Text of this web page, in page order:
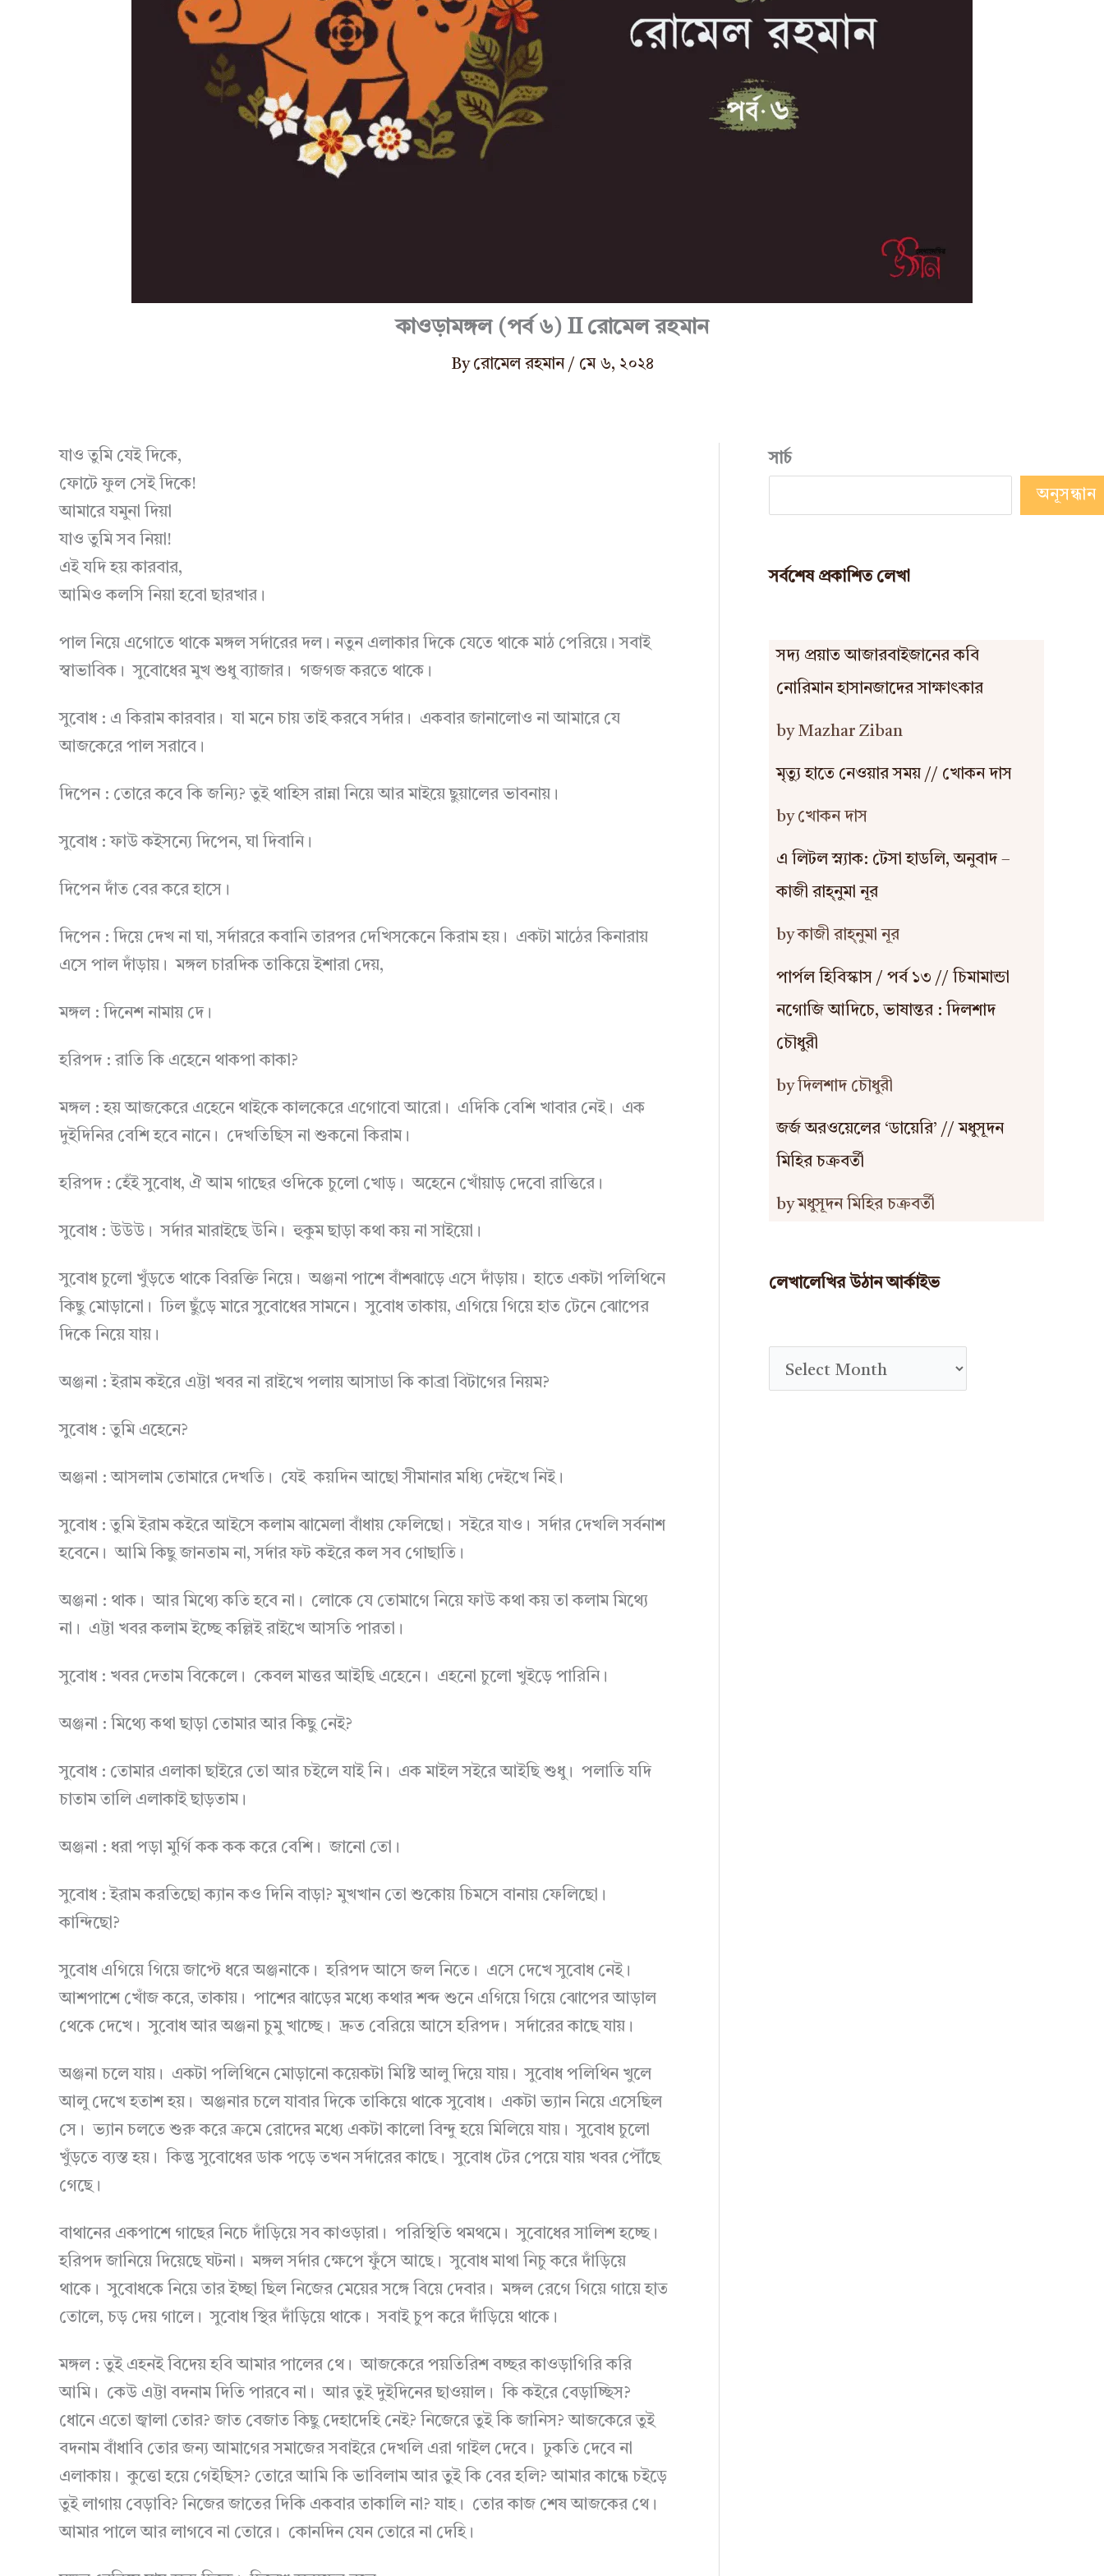
কাওড়ামঙ্গল (পর্ব ৬) II রোমেল রহমান
By রোমেল রহমান / মে ৬, ২০২৪
যাও তুমি যেই দিকে,
ফোটে ফুল সেই দিকে!
আমারে যমুনা দিয়া
যাও তুমি সব নিয়া!
এই যদি হয় কারবার,
আমিও কলসি নিয়া হবো ছারখার।
পাল নিয়ে এগোতে থাকে মঙ্গল সর্দারের দল। নতুন এলাকার দিকে যেতে থাকে মাঠ পেরিয়ে। সবাই
স্বাভাবিক। সুবোধের মুখ শুধু ব্যাজার। গজগজ করতে থাকে।
সুবোধ : এ কিরাম কারবার। যা মনে চায় তাই করবে সর্দার। একবার জানালোও না আমারে যে
আজকেরে পাল সরাবে।
দিপেন : তোরে কবে কি জন্যি? তুই থাহিস রান্না নিয়ে আর মাইয়ে ছুয়ালের ভাবনায়।
সুবোধ : ফাউ কইসন্যে দিপেন, ঘা দিবানি।
দিপেন দাঁত বের করে হাসে।
দিপেন : দিয়ে দেখ না ঘা, সর্দাররে কবানি তারপর দেখিসকেনে কিরাম হয়। একটা মাঠের কিনারায়
এসে পাল দাঁড়ায়। মঙ্গল চারদিক তাকিয়ে ইশারা দেয়,
মঙ্গল : দিনেশ নামায় দে।
হরিপদ : রাতি কি এহেনে থাকপা কাকা?
মঙ্গল : হয় আজকেরে এহেনে থাইকে কালকেরে এগোবো আরো। এদিকি বেশি খাবার নেই। এক
দুইদিনির বেশি হবে নানে। দেখতিছিস না শুকনো কিরাম।
হরিপদ : হেঁই সুবোধ, ঐ আম গাছের ওদিকে চুলো খোড়। অহেনে খোঁয়াড় দেবো রাত্তিরে।
সুবোধ : উউউ। সর্দার মারাইছে উনি। হুকুম ছাড়া কথা কয় না সাইয়ো।
সুবোধ চুলো খুঁড়তে থাকে বিরক্তি নিয়ে। অঞ্জনা পাশে বাঁশঝাড়ে এসে দাঁড়ায়। হাতে একটা পলিথিনে
কিছু মোড়ানো। ঢিল ছুঁড়ে মারে সুবোধের সামনে। সুবোধ তাকায়, এগিয়ে গিয়ে হাত টেনে ঝোপের
দিকে নিয়ে যায়।
অঞ্জনা : ইরাম কইরে এট্টা খবর না রাইখে পলায় আসাডা কি কাব্রা বিটাগের নিয়ম?
সুবোধ : তুমি এহেনে?
অঞ্জনা : আসলাম তোমারে দেখতি। যেই কয়দিন আছো সীমানার মধ্যি দেইখে নিই।
সুবোধ : তুমি ইরাম কইরে আইসে কলাম ঝামেলা বাঁধায় ফেলিছো। সইরে যাও। সর্দার দেখলি সর্বনাশ
হবেনে। আমি কিছু জানতাম না, সর্দার ফট কইরে কল সব গোছাতি।
অঞ্জনা : থাক। আর মিথ্যে কতি হবে না। লোকে যে তোমাগে নিয়ে ফাউ কথা কয় তা কলাম মিথ্যে
না। এট্টা খবর কলাম ইচ্ছে কল্লিই রাইখে আসতি পারতা।
সুবোধ : খবর দেতাম বিকেলে। কেবল মাত্তর আইছি এহেনে। এহনো চুলো খুইড়ে পারিনি।
অঞ্জনা : মিথ্যে কথা ছাড়া তোমার আর কিছু নেই?
সুবোধ : তোমার এলাকা ছাইরে তো আর চইলে যাই নি। এক মাইল সইরে আইছি শুধু। পলাতি যদি
চাতাম তালি এলাকাই ছাড়তাম।
অঞ্জনা : ধরা পড়া মুর্গি কক কক করে বেশি। জানো তো।
সুবোধ : ইরাম করতিছো ক্যান কও দিনি বাড়া? মুখখান তো শুকোয় চিমসে বানায় ফেলিছো।
কান্দিছো?
সুবোধ এগিয়ে গিয়ে জাপ্টে ধরে অঞ্জনাকে। হরিপদ আসে জল নিতে। এসে দেখে সুবোধ নেই।
আশপাশে খোঁজ করে, তাকায়। পাশের ঝাড়ের মধ্যে কথার শব্দ শুনে এগিয়ে গিয়ে ঝোপের আড়াল
থেকে দেখে। সুবোধ আর অঞ্জনা চুমু খাচ্ছে। দ্রুত বেরিয়ে আসে হরিপদ। সর্দারের কাছে যায়।
অঞ্জনা চলে যায়। একটা পলিথিনে মোড়ানো কয়েকটা মিষ্টি আলু দিয়ে যায়। সুবোধ পলিথিন খুলে
আলু দেখে হতাশ হয়। অঞ্জনার চলে যাবার দিকে তাকিয়ে থাকে সুবোধ। একটা ভ্যান নিয়ে এসেছিল
সে। ভ্যান চলতে শুরু করে ক্রমে রোদের মধ্যে একটা কালো বিন্দু হয়ে মিলিয়ে যায়। সুবোধ চুলো
খুঁড়তে ব্যস্ত হয়। কিন্তু সুবোধের ডাক পড়ে তখন সর্দারের কাছে। সুবোধ টের পেয়ে যায় খবর পৌঁছে
গেছে।
বাথানের একপাশে গাছের নিচে দাঁড়িয়ে সব কাওড়ারা। পরিস্থিতি থমথমে। সুবোধের সালিশ হচ্ছে।
হরিপদ জানিয়ে দিয়েছে ঘটনা। মঙ্গল সর্দার ক্ষেপে ফুঁসে আছে। সুবোধ মাথা নিচু করে দাঁড়িয়ে
থাকে। সুবোধকে নিয়ে তার ইচ্ছা ছিল নিজের মেয়ের সঙ্গে বিয়ে দেবার। মঙ্গল রেগে গিয়ে গায়ে হাত
তোলে, চড় দেয় গালে। সুবোধ স্থির দাঁড়িয়ে থাকে। সবাই চুপ করে দাঁড়িয়ে থাকে।
মঙ্গল : তুই এহনই বিদেয় হবি আমার পালের থে। আজকেরে পয়তিরিশ বচ্ছর কাওড়াগিরি করি
আমি। কেউ এট্টা বদনাম দিতি পারবে না। আর তুই দুইদিনের ছাওয়াল। কি কইরে বেড়াচ্ছিস?
ধোনে এতো জ্বালা তোর? জাত বেজাত কিছু দেহাদেহি নেই? নিজেরে তুই কি জানিস? আজকেরে তুই
বদনাম বাঁধাবি তোর জন্য আমাগের সমাজের সবাইরে দেখলি এরা গাইল দেবে। ঢুকতি দেবে না
এলাকায়। কুত্তো হয়ে গেইছিস? তোরে আমি কি ভাবিলাম আর তুই কি বের হলি? আমার কান্ধে চইড়ে
তুই লাগায় বেড়াবি? নিজের জাতের দিকি একবার তাকালি না? যাহ। তোর কাজ শেষ আজকের থে।
আমার পালে আর লাগবে না তোরে। কোনদিন যেন তোরে না দেহি।
সার্চ
অনূসন্ধান
সর্বশেষ প্রকাশিত লেখা
সদ্য প্রয়াত আজারবাইজানের কবি
নোরিমান হাসানজাদের সাক্ষাৎকার
by Mazhar Ziban
মৃত্যু হাতে নেওয়ার সময় // খোকন দাস
by খোকন দাস
এ লিটল স্ন্যাক: টেসা হাডলি, অনুবাদ –
কাজী রাহ্‌নুমা নূর
by কাজী রাহ্‌নুমা নূর
পার্পল হিবিস্কাস / পর্ব ১৩ // চিমামান্ডা
নগোজি আদিচে, ভাষান্তর : দিলশাদ
চৌধুরী
by দিলশাদ চৌধুরী
জর্জ অরওয়েলের ‘ডায়েরি’ // মধুসূদন
মিহির চক্রবর্তী
by মধুসূদন মিহির চক্রবর্তী
লেখালেখির উঠান আর্কাইভ
r